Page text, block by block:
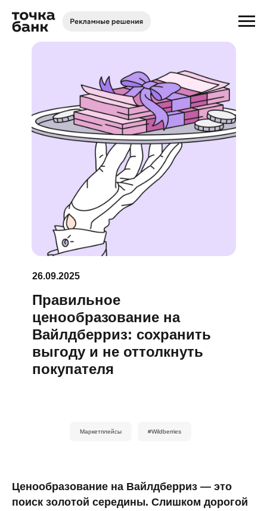
Правильное
ценообразование на
Вайлдберриз: сохранить
выгоду и не оттолкнуть
покупателя
26.09.2025
Маркетплейсы #Wildberries
Ценообразование на Вайлдберриз — это
поиск золотой середины. Слишком дорогой